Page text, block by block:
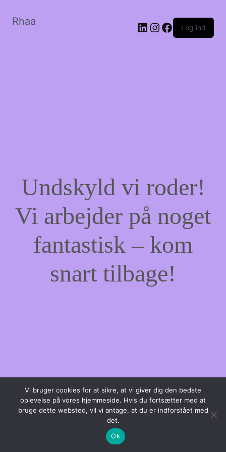
Rhaa LinkedIn
Instagram
Facebook
Log ind
Undskyld vi roder!
Vi arbejder på noget
fantastisk – kom
snart tilbage!
Vi bruger cookies for at sikre, at vi giver dig den bedste
oplevelse på vores hjemmeside. Hvis du fortsætter med at
bruge dette websted, vil vi antage, at du er indforstået med
det.
Ok